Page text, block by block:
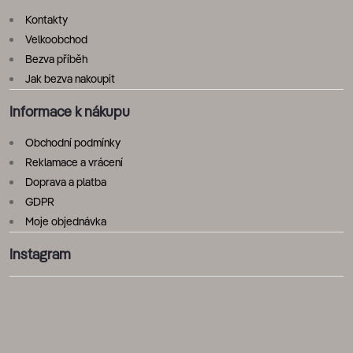
Kontakty
Velkoobchod
Bezva příběh
Jak bezva nakoupit
Informace k nákupu
Obchodní podmínky
Reklamace a vrácení
Doprava a platba
GDPR
Moje objednávka
Instagram